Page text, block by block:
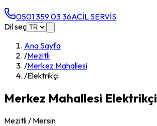
0501 359 03 36ACİL SERVİS
Dil seç
Ana Sayfa
/Mezitli
/Merkez Mahallesi
/Elektrikçi
Merkez Mahallesi Elektrikçi
Mezitli / Mersin